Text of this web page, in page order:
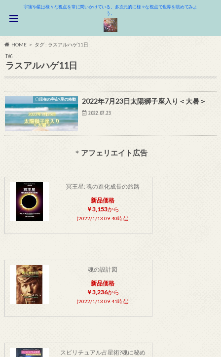
宇宙や星は様々な視点を常に問いかけている。多次元的に様々な視点で世界を眺めてみよ
う。
HOME タグ : ラスアルハゲ11日
TAG
ラスアルハゲ11日
〇現在の宇宙/星の移動 2022年7月23日太陽獅子座入り＜大暑＞
2022.07.23
＊ アフェリエイト広告
冥王星: 魂の進化成長の旅路
新品価格
￥3,153から
(2022/1/13 09:40時点)
魂の設計図
新品価格
￥3,236から
(2022/1/13 09:41時点)
スピリチュアル占星術?魂に秘め